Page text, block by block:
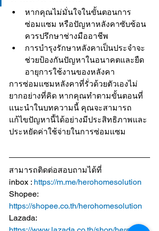
หากคุณไม่มั่นใจในขั้นตอนการ
ซ่อมแซม หรือปัญหาหลังคาซับซ้อน
ควรปรึกษาช่างมืออาชีพ
การบำรุงรักษาหลังคาเป็นประจำจะ
ช่วยป้องกันปัญหาในอนาคตและยืด
อายุการใช้งานของหลังคา
การซ่อมแซมหลังคาที่รั่วด้วยตัวเองไม่
ยากอย่างที่คิด หากคุณทำตามขั้นตอนที่
แนะนำในบทความนี้ คุณจะสามารถ
แก้ไขปัญหานี้ได้อย่างมีประสิทธิภาพและ
ประหยัดค่าใช้จ่ายในการซ่อมแซม
สามารถติดต่อสอบถามได้ที่
inbox : https://m.me/herohomesolution
Shopee:
https://shopee.co.th/herohomesolution
Lazada: